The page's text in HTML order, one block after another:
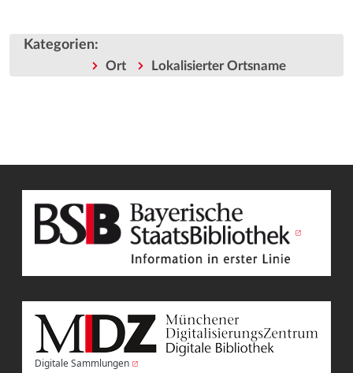
Kategorien:
Ort Lokalisierter Ortsname
Digitale Sammlungen